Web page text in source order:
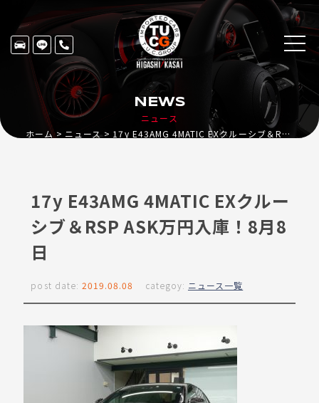
ニュース
NEWS
ホーム ニュース 17y E43AMG 4MATIC EXクルーシブ＆RSP ASK万円入庫！8月8日
17y E43AMG 4MATIC EXクルー
シブ＆RSP ASK万円入庫！8月8
日
post date: 2019.08.08 categoy: ニュース一覧